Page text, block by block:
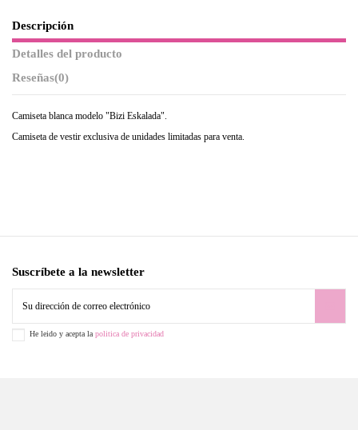
Descripción
Detalles del producto
Reseñas(0)
Camiseta blanca modelo "Bizi Eskalada".
Camiseta de vestir exclusiva de unidades limitadas para venta.
Suscríbete a la newsletter
He leido y acepta la politica de privacidad